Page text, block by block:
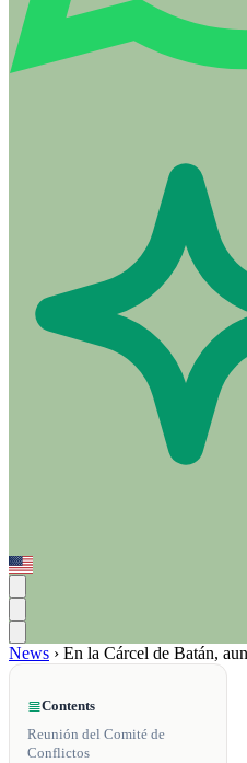
News › En la Cárcel de Batán,
Contents
Reunión del Comité de
Conflictos